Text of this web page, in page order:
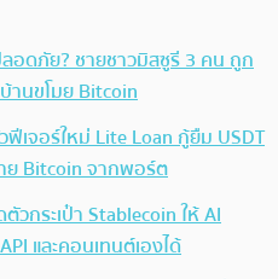
ลอดภัย? ชายชาวมิสซูรี 3 คน ถูก
นขโมย Bitcoin
ฟีเจอร์ใหม่ Lite Loan กู้ยืม USDT
ย Bitcoin จากพอร์ต
วกระเป๋า Stablecoin ให้ AI
และคอนเทนต์เองได้